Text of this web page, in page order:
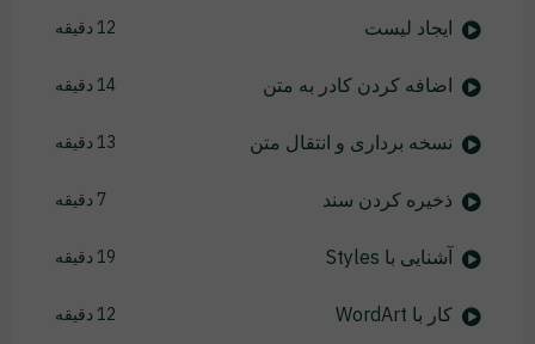
ایجاد لیست 12 دقیقه
اضافه کردن کادر به متن 14 دقیقه
نسخه برداری و انتقال متن 13 دقیقه
ذخیره کردن سند 7 دقیقه
آشنایی با Styles 19 دقیقه
کار با WordArt 12 دقیقه